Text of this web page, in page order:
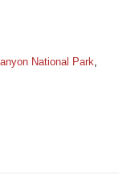
National Park,